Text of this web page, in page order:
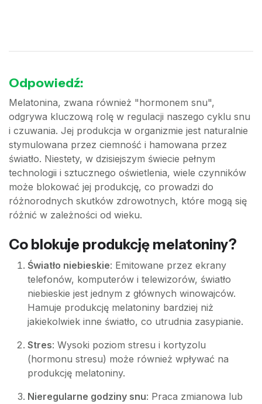
Odpowiedź:
Melatonina, zwana również "hormonem snu",
odgrywa kluczową rolę w regulacji naszego cyklu snu
i czuwania. Jej produkcja w organizmie jest naturalnie
stymulowana przez ciemność i hamowana przez
światło. Niestety, w dzisiejszym świecie pełnym
technologii i sztucznego oświetlenia, wiele czynników
może blokować jej produkcję, co prowadzi do
różnorodnych skutków zdrowotnych, które mogą się
różnić w zależności od wieku.
Co blokuje produkcję melatoniny?
Światło niebieskie: Emitowane przez ekrany
telefonów, komputerów i telewizorów, światło
niebieskie jest jednym z głównych winowajców.
Hamuje produkcję melatoniny bardziej niż
jakiekolwiek inne światło, co utrudnia zasypianie.
Stres: Wysoki poziom stresu i kortyzolu
(hormonu stresu) może również wpływać na
produkcję melatoniny.
Nieregularne godziny snu: Praca zmianowa lub